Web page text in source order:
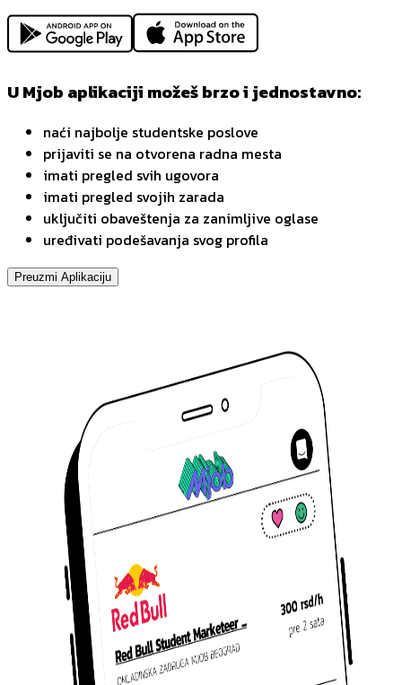
U Mjob aplikaciji možeš brzo i jednostavno:
naći najbolje studentske poslove
prijaviti se na otvorena radna mesta
imati pregled svih ugovora
imati pregled svojih zarada
uključiti obaveštenja za zanimljive oglase
uređivati podešavanja svog profila
Preuzmi Aplikaciju